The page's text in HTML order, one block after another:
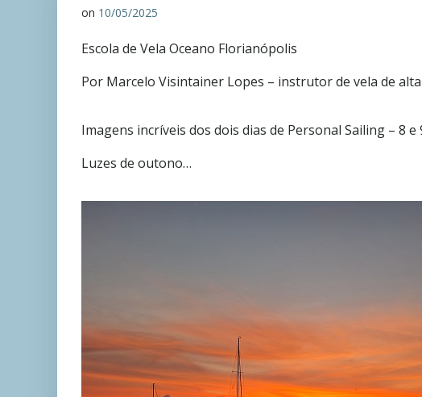
on 10/05/2025
Escola de Vela Oceano Florianópolis
Por Marcelo Visintainer Lopes – instrutor de vela de
Imagens incríveis dos dois dias de Personal Sailing – 8 e
Luzes de outono…